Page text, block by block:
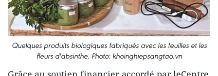
Quelques produits biologiques fabriqués avec les feuilles et les
fleurs d'absinthe. Photo: khoinghiepsangtao.vn